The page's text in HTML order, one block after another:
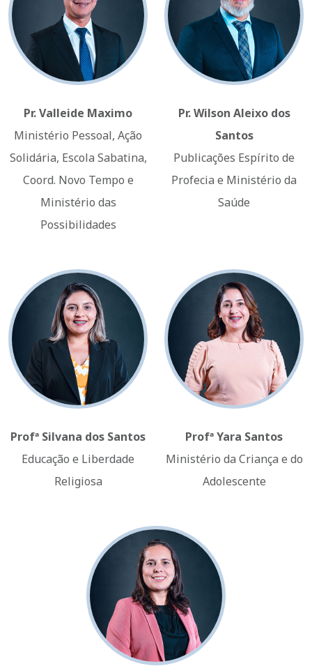
Pr. Valleide Maximo
Ministério Pessoal, Ação
Solidária, Escola Sabatina,
Coord. Novo Tempo e
Ministério das
Possibilidades
Pr. Wilson Aleixo dos
Santos
Publicações Espírito de
Profecia e Ministério da
Saúde
Profª Silvana dos Santos
Educação e Liberdade
Religiosa
Profª Yara Santos
Ministério da Criança e do
Adolescente